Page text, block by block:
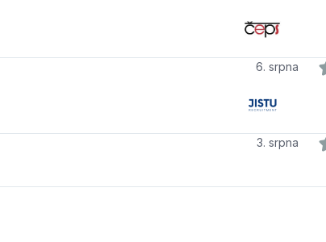
6. srpna
3. srpna